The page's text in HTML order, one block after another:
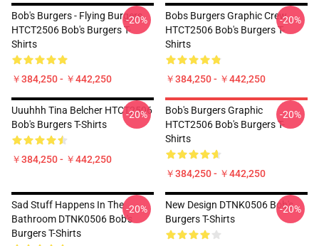
Bob's Burgers - Flying Burgers
HTCT2506 Bob's Burgers T-
Shirts
￥384,250 - ￥442,250
-20%
Bobs Burgers Graphic Crew
HTCT2506 Bob's Burgers T-
Shirts
￥384,250 - ￥442,250
-20%
Uuuhhh Tina Belcher HTCT2506
Bob's Burgers T-Shirts
￥384,250 - ￥442,250
-20%
Bob's Burgers Graphic
HTCT2506 Bob's Burgers T-
Shirts
￥384,250 - ￥442,250
-20%
Sad Stuff Happens In The
Bathroom DTNK0506 Bob's
Burgers T-Shirts
-20%
New Design DTNK0506 Bob's
Burgers T-Shirts
-20%